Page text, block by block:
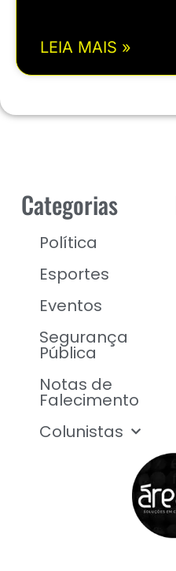
LEIA MAIS »
Categorias
Política
Esportes
Eventos
Segurança
Pública
Notas de
Falecimento
Colunistas